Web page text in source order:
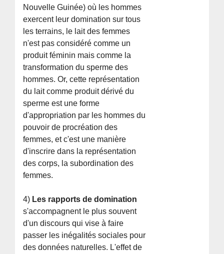
Nouvelle Guinée) où les hommes
exercent leur domination sur tous
les terrains, le lait des femmes
n'est pas considéré comme un
produit féminin mais comme la
transformation du sperme des
hommes. Or, cette représentation
du lait comme produit dérivé du
sperme est une forme
d'appropriation par les hommes du
pouvoir de procréation des
femmes, et c'est une manière
d'inscrire dans la représentation
des corps, la subordination des
femmes.
4) Les rapports de domination
s'accompagnent le plus souvent
d'un discours qui vise à faire
passer les inégalités sociales pour
des données naturelles. L'effet de